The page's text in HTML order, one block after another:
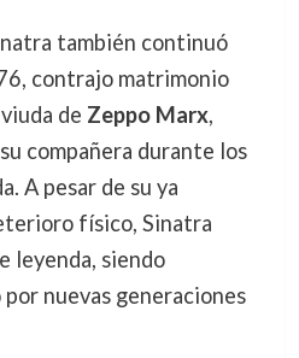
también continuó
contrajo matrimonio
de Zeppo Marx,
compañera durante los
A pesar de su ya
físico, Sinatra
leyenda, siendo
nuevas generaciones